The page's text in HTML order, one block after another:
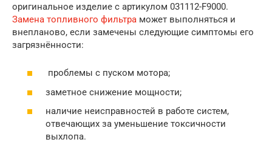
оригинальное изделие с артикулом 031112-F9000.
Замена топливного фильтра может выполняться и
внепланово, если замечены следующие симптомы его
загрязнённости:
проблемы с пуском мотора;
заметное снижение мощности;
наличие неисправностей в работе систем,
отвечающих за уменьшение токсичности
выхлопа.